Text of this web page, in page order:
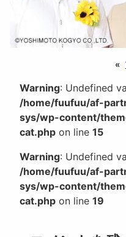
«
Warning: Undefined
/home/fuufuu/af-
sys/wp-content/
cat.php on line 15
Warning: Undefined
/home/fuufuu/af-
sys/wp-content/
cat.php on line 19